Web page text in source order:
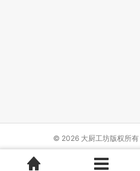
© 2026 大厨工坊版权所有